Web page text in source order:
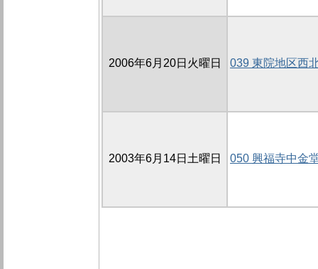
2006年6月20日火曜日 039 東院地区西
2003年6月14日土曜日 050 興福寺中金